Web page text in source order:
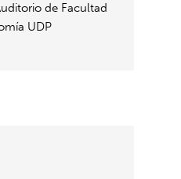
de Facultad
UDP